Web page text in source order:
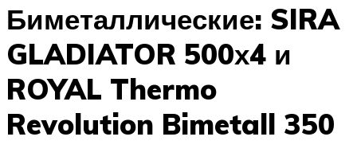
Биметаллические: SIRA
GLADIATOR 500х4 и
ROYAL Thermo
Revolution Bimetall 350